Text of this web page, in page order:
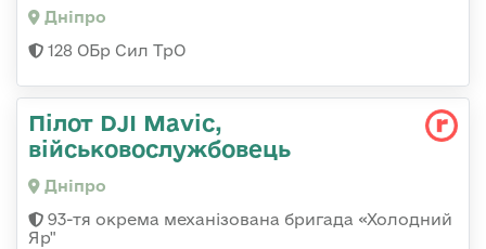
Дніпро
128 ОБр Сил ТрО
Пілот DJI Mavic,
військовослужбовець
Дніпро
93-тя окрема механізована бригада «Холодний
Яр"